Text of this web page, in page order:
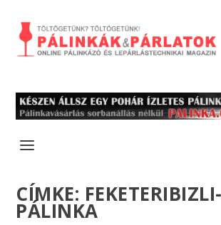
CÍMKE: FEKETERIBIZLI-
PÁLINKA